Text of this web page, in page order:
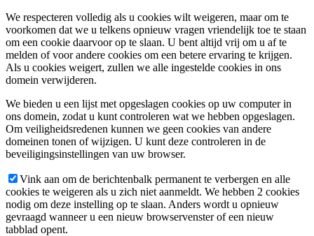
We respecteren volledig als u cookies wilt weigeren, maar om te
voorkomen dat we u telkens opnieuw vragen vriendelijk toe te staan
om een cookie daarvoor op te slaan. U bent altijd vrij om u af te
melden of voor andere cookies om een betere ervaring te krijgen.
Als u cookies weigert, zullen we alle ingestelde cookies in ons
domein verwijderen.
We bieden u een lijst met opgeslagen cookies op uw computer in
ons domein, zodat u kunt controleren wat we hebben opgeslagen.
Om veiligheidsredenen kunnen we geen cookies van andere
domeinen tonen of wijzigen. U kunt deze controleren in de
beveiligingsinstellingen van uw browser.
Vink aan om de berichtenbalk permanent te verbergen en alle
cookies te weigeren als u zich niet aanmeldt. We hebben 2 cookies
nodig om deze instelling op te slaan. Anders wordt u opnieuw
gevraagd wanneer u een nieuw browservenster of een nieuw
tabblad opent.